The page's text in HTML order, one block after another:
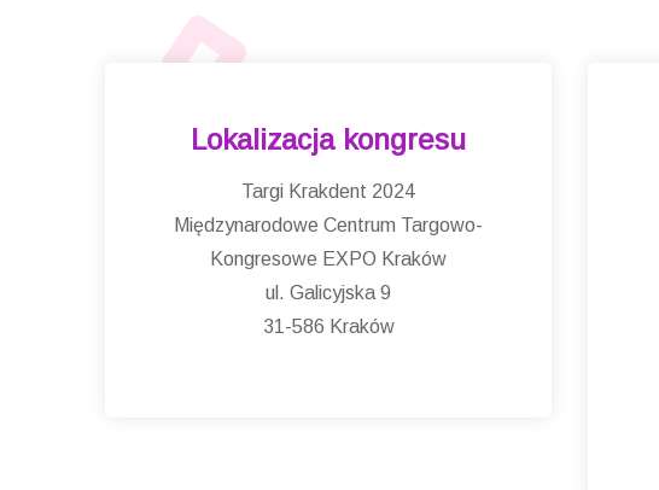
Lokalizacja kongresu
Targi Krakdent 2024
Międzynarodowe Centrum Targowo-
Kongresowe EXPO Kraków
ul. Galicyjska 9
31-586 Kraków